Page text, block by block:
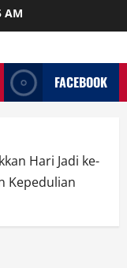
AM
FACEBOOK
Hari Jadi ke-
Kepedulian